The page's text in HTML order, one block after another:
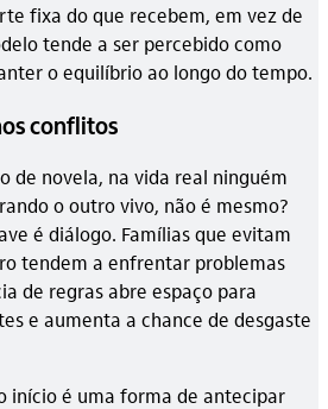
fixa do que recebem, em vez de
tende a ser percebido como
o equilíbrio ao longo do tempo.
conflitos
de novela, na vida real ninguém
o outro vivo, não é mesmo?
é diálogo. Famílias que evitam
tendem a enfrentar problemas
de regras abre espaço para
e aumenta a chance de desgaste
início é uma forma de antecipar